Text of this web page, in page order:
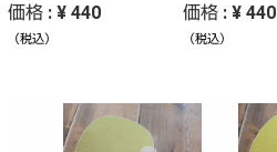
価格 : ¥ 440
（税込）
価格 : ¥ 440
（税込）